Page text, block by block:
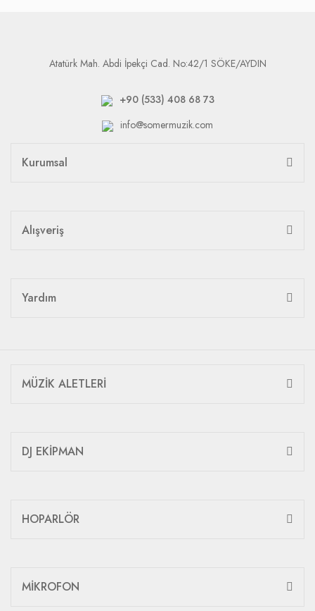
Atatürk Mah. Abdi İpekçi Cad. No:42/1 SÖKE/AYDIN
+90 (533) 408 68 73
info@somermuzik.com
Kurumsal
Alışveriş
Yardım
MÜZİK ALETLERİ
DJ EKİPMAN
HOPARLÖR
MİKROFON